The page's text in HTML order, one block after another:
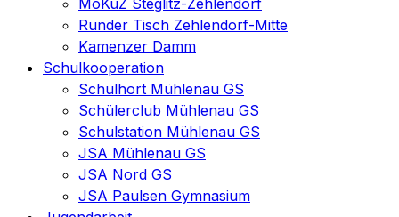
MoKuZ Steglitz-Zehlendorf
Runder Tisch Zehlendorf-Mitte
Kamenzer Damm
Schulkooperation
Schulhort Mühlenau GS
Schülerclub Mühlenau GS
Schulstation Mühlenau GS
JSA Mühlenau GS
JSA Nord GS
JSA Paulsen Gymnasium